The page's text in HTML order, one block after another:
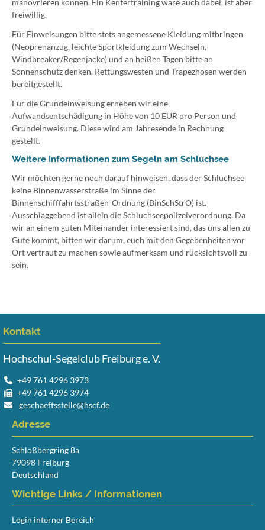
manövrieren können. Ein Kentertraining wäre auch dabei, ist aber
freiwillig.
Für Einweisungen bitte stets angemessene Kleidung mitbringen
(Neoprenanzug, leichte Sportkleidung zum Wechseln,
Windbreaker/Regenjacke) und an heißen Tagen bitte an
Sonnenschutz denken. Rettungswesten und Trapezhosen werden
bereitgestellt.
Für die Grundeinweisung erheben wir eine
Aufwandsentschädigung in Höhe von 10 EUR pro Person und
Grundeinweisung. Diese wird am Jahresende in Rechnung
gestellt.
Weitere Informationen zum Segeln am Schluchsee
Wir möchten gerne noch darauf hinweisen, dass der Schluchsee
keine Binnenwasserstraße im Sinne der
Binnenschifffahrtsstraßen-Ordnung (BinSchStrO) ist.
Ausschlaggebend ist allein dieSchluchseepolizeiverordnung. Da
wir an einem guten Miteinander interessiert sind, das uns allen zu
Gute kommt, bitten wir darum, euch mit den Gegebenheiten vor
Ort vertraut zu machen sowie aufmerksam und rücksichtsvoll zu
sein.
Kontakt
Hochschul-Segelclub Freiburg e. V.
+49 761 4296 3973
+49 761 4296 3974
geschaeftsstelle@hscf.de
Adresse
Schloßbergring 8a
79098 Freiburg
Deutschland
Wichtige Links / Informationen
Login interner Bereich